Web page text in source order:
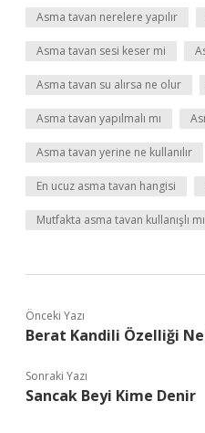
Asma tavan nerelere yapılır
Asma tavan sesi keser mi
Asma tavan su alırsa ne olur
Asma tavan yapılmalı mı
Asma tavan yerine ne kullanılır
En ucuz asma tavan hangisi
Mutfakta asma tavan kullanışlı mı
Önceki Yazı
Berat Kandili Özelliği
Sonraki Yazı
Sancak Beyi Kime Denir